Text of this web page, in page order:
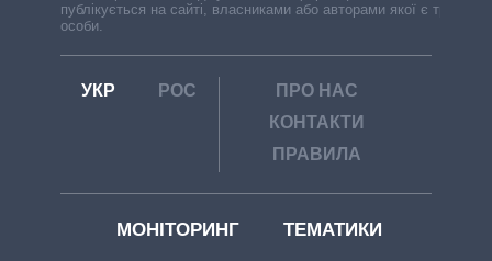
публікується на сайті, власниками або авторами якої є треті
особи.
УКР РОС
ПРО НАС
КОНТАКТИ
ПРАВИЛА
МОНІТОРИНГ ТЕМАТИКИ